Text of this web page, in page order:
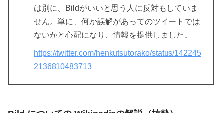
は別に、Bildがいいと思う人に反対もしていま
せん。単に、何か誤解があってのツイートでは
ないかと心配になり、情報を提供しました。
https://twitter.com/henkutsutorako/status/142245
2136810483713